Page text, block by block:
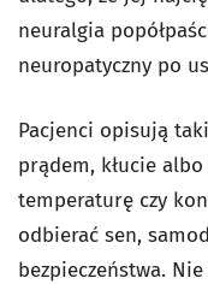
neuralgia
neuropatyczny po
Pacjenci opisują
prądem, kłucie
temperaturę czy
odbierać sen,
bezpieczeństwa.